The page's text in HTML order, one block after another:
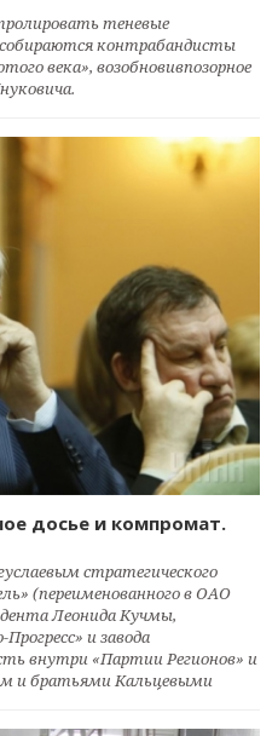
теневые
контрабандисты
века», возобновивпозорное
досье и компромат.
стратегического
(переименованного в ОАО
Леонида Кучмы,
и завода
внутри «Партии Регионов» и
и братьями Кальцевыми